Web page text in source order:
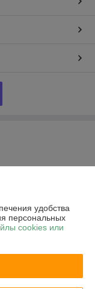
удобства
персональных
cookies или